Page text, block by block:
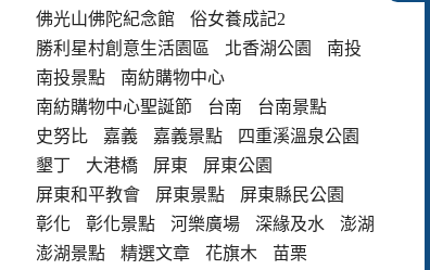
佛光山佛陀紀念館
俗女養成記2
勝利星村創意生活園區
北香湖公園
南投
南投景點
南紡購物中心
南紡購物中心聖誕節
台南
台南景點
史努比
嘉義 嘉義景點
四重溪溫泉公園
墾丁
大港橋 屏東
屏東公園
屏東和平教會
屏東景點
屏東縣民公園
彰化
彰化景點 河樂廣場 深緣及水
澎湖
澎湖景點
精選文章 花旗木
苗栗